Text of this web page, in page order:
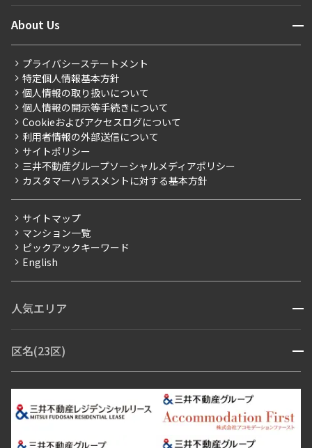
新着募集情報
こだわりから探す
こだわり一覧
プレミアムマンション
新築
当社限定（港区・渋谷区）
当社限定（港区・渋谷区以外）
三井不動産企画
賃料改定
フリーレント
ペット可
ブランドマンション
住まいのコラム
会員ページ
ご入居・提携サービス
お部屋探しからご契約まで
よくあるご質問
社宅紹介
【仲介会社様向け】当社仲介事業部取り扱い物件入居申込
About Us 開閉
会社情報
事業案内
採用情報
ニュースリリース
お問い合わせ
プライバシーステートメント
特定個人情報基本方針
個人情報の取り扱いについて
個人情報の開示等手続きについて
Cookieおよびアクセスログについて
利用者情報の外部送信について
サイトポリシー
三井不動産グループソーシャルメディアポリシー
カスタマーハラスメントに対する基本方針
サイトマップ
マンション一覧
ピックアックキーワード
English
人気エリア 開閉
青山・表参道・原宿
市ヶ谷・神楽坂・飯田橋
三田・芝・浜松町
芝浦・汐留・品川
月島・勝どき・豊洲
本郷・春日・小石川
目白・高田馬場・早稲田
区名(23区) 開閉
江東区 台東区 墨田区
中野区
豊島区
杉並区 板橋区 練馬区 荒川区
足立区
葛飾区
江戸川区